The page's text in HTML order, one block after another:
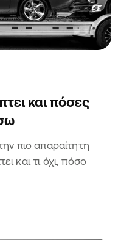
και πόσες
πιο απαραίτητη
και τι όχι, πόσο